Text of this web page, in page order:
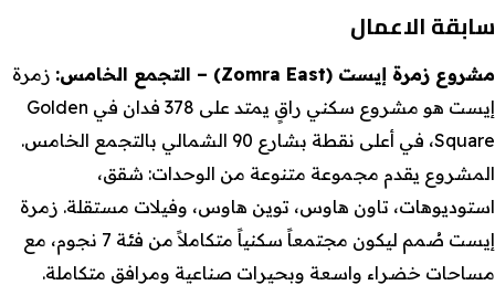
سابقة الاعمال
مشروع زمرة إيست (Zomra East) – التجمع الخامس: زمرة
إيست هو مشروع سكني راقٍ يمتد على 378 فدان في Golden
Square، في أعلى نقطة بشارع 90 الشمالي بالتجمع الخامس.
المشروع يقدم مجموعة متنوعة من الوحدات: شقق،
استوديوهات، تاون هاوس، توين هاوس، وفيلات مستقلة. زمرة
إيست صُمم ليكون مجتمعاً سكنياً متكاملاً من فئة 7 نجوم، مع
مساحات خضراء واسعة وبحيرات صناعية ومرافق متكاملة.